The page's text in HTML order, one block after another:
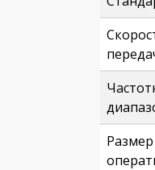
Размер